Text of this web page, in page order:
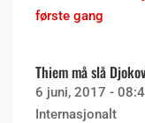
Thiem må slå
6 juni, 2017 -
Internasjonalt